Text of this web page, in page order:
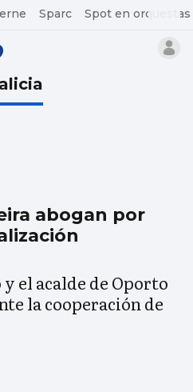
Sparc Spot en orquestas
abogan por
el acalde de Oporto
la cooperación de